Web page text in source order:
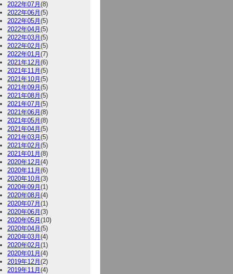
2022年07月 (8)
2022年06月 (5)
2022年05月 (5)
2022年04月 (5)
2022年03月 (5)
2022年02月 (5)
2022年01月 (7)
2021年12月 (6)
2021年11月 (5)
2021年10月 (5)
2021年09月 (5)
2021年08月 (5)
2021年07月 (5)
2021年06月 (8)
2021年05月 (8)
2021年04月 (5)
2021年03月 (5)
2021年02月 (5)
2021年01月 (8)
2020年12月 (4)
2020年11月 (6)
2020年10月 (3)
2020年09月 (1)
2020年08月 (4)
2020年07月 (1)
2020年06月 (3)
2020年05月 (10)
2020年04月 (5)
2020年03月 (4)
2020年02月 (1)
2020年01月 (4)
2019年12月 (2)
2019年11月 (4)